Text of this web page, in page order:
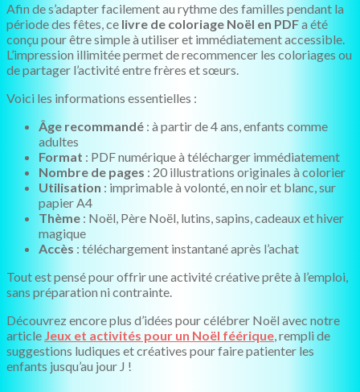
Afin de s’adapter facilement au rythme des familles pendant la
période des fêtes, ce livre de coloriage Noël en PDFa été
conçu pour être simple à utiliser et immédiatement accessible.
L’impression illimitée permet de recommencer les coloriages ou
de partager l’activité entre frères et sœurs.
Voici les informations essentielles :
Âge recommandé : à partir de 4 ans, enfants comme
adultes
Format : PDF numérique à télécharger immédiatement
Nombre de pages : 20 illustrations originales à colorier
Utilisation : imprimable à volonté, en noir et blanc, sur
papier A4
Thème : Noël, Père Noël, lutins, sapins, cadeaux et hiver
magique
Accès : téléchargement instantané après l’achat
Tout est pensé pour offrir une activité créative prête à l’emploi,
sans préparation ni contrainte.
Découvrez encore plus d’idées pour célébrer Noël avec notre
article Jeux et activités pour un Noël féérique, rempli de
suggestions ludiques et créatives pour faire patienter les
enfants jusqu’au jour J !